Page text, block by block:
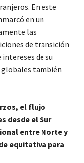
En este
en un
las
de transición
de su
globales también
el flujo
desde el Sur
entre Norte y
equitativa para